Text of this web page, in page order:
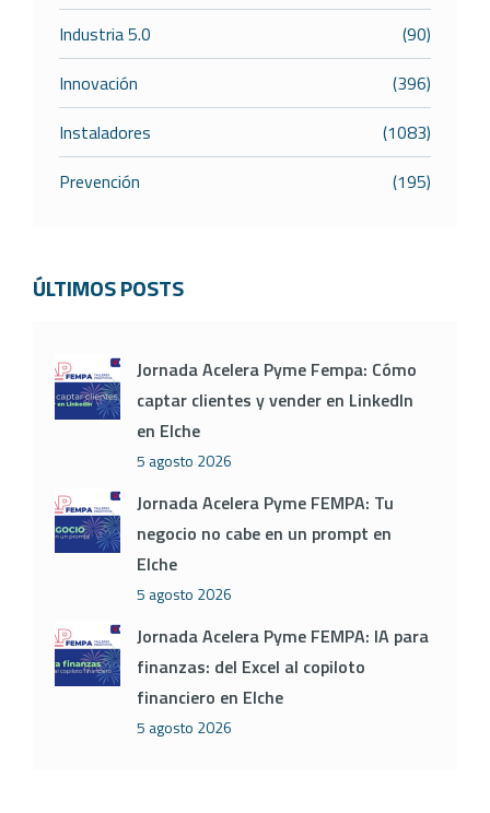
Industria 5.0
(90)
Innovación
(396)
Instaladores
(1083)
Prevención
(195)
ÚLTIMOS POSTS
Jornada Acelera Pyme Fempa: Cómo
captar clientes y vender en LinkedIn
en Elche
5 agosto 2026
Jornada Acelera Pyme FEMPA: Tu
negocio no cabe en un prompt en
Elche
5 agosto 2026
Jornada Acelera Pyme FEMPA: IA para
finanzas: del Excel al copiloto
financiero en Elche
5 agosto 2026